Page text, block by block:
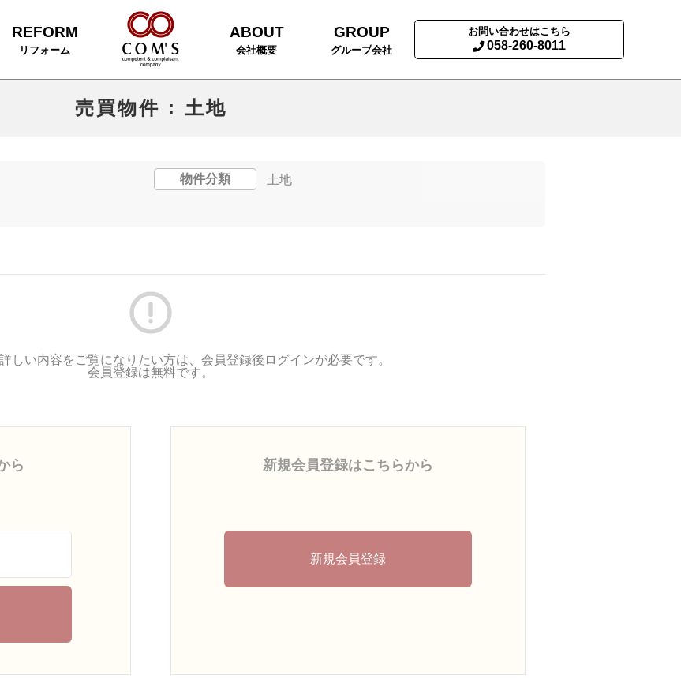
REFORM
リフォーム
ABOUT
会社概要
GROUP
グループ会社
お問い合わせはこちら
058-260-8011
売買物件 : 土地
物件分類 土地
しい内容をご覧になりたい方は、会員登録後ログインが必要です。
会員登録は無料です。
ら 新規会員登録はこちらから
新規会員登録